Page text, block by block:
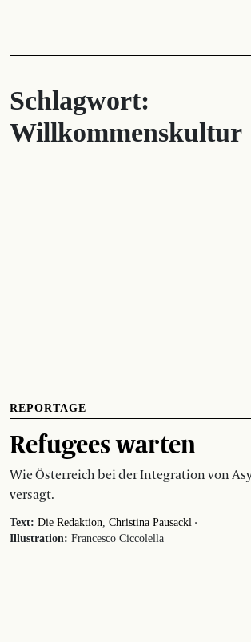
Schlagwort:
Willkommenskultur
REPORTAGE
Refugees warten
Wie Österreich bei der Integration von
versagt.
Text: Die Redaktion Christina Pausackl ·
Illustration: Francesco Ciccolella